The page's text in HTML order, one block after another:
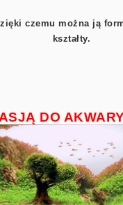
czemu można ją
kształty.
DO